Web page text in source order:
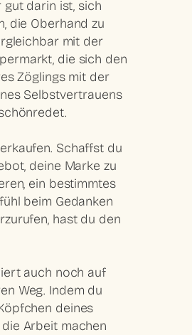
gut darin ist, sich
die Oberhand zu
mit der
die sich den
Zöglings mit der
Selbstvertrauens
Schaffst du
deine Marke zu
ein bestimmtes
beim Gedanken
hast du den
auch noch auf
Weg. Indem du
deines
Arbeit machen